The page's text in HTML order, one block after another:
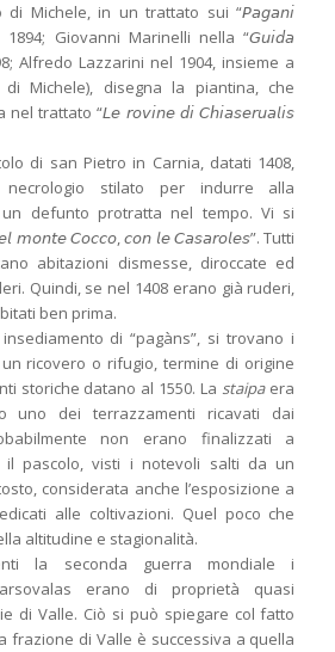
di Michele, in un trattato sui “𝘗𝘢𝘨𝘢𝘯𝘪
1894; Giovanni Marinelli nella “𝘎𝘶𝘪𝘥𝘢
Alfredo Lazzarini nel 1904, insieme a
Michele), disegna la piantina, che
trattato “𝘓𝘦 𝘳𝘰𝘷𝘪𝘯𝘦 𝘥𝘪 𝘊𝘩𝘪𝘢𝘴𝘦𝘳𝘶𝘢𝘭𝘪𝘴
di san Pietro in Carnia, datati 1408,
stilato per indurre alla
un defunto protratta nel tempo. Vi si
𝘮𝘰𝘯𝘵𝘦 𝘊𝘰𝘤𝘤𝘰, 𝘤𝘰𝘯 𝘭𝘦 𝘊𝘢𝘴𝘢𝘳𝘰𝘭𝘦𝘴”. Tutti
abitazioni dismesse, diroccate ed
Quindi, se nel 1408 erano già ruderi,
ben prima.
di “pagàns”, si trovano i
un ricovero o rifugio, termine di origine
storiche datano al 1550. La staipaera
uno dei terrazzamenti ricavati dai
non erano finalizzati a
il pascolo, visti i notevoli salti da un
considerata anche l’esposizione a
alle coltivazioni. Quel poco che
altitudine e stagionalità.
la seconda guerra mondiale i
erano di proprietà quasi
di Valle. Ciò si può spiegare col fatto
frazione di Valle è successiva a quella